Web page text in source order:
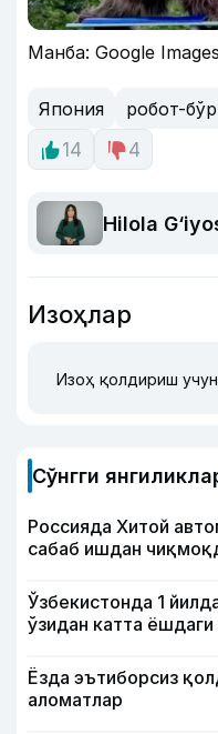
Манба: Google Images
Япония робот-
14
4
Hilola
Изоҳлар
Изоҳ қолдириш
Сўнгги
Россияда Хитой
сабаб ишдан
Ўзбекистонда 1
ўзидан катта ёшдаги
Ёзда эътиборсиз
аломатлар